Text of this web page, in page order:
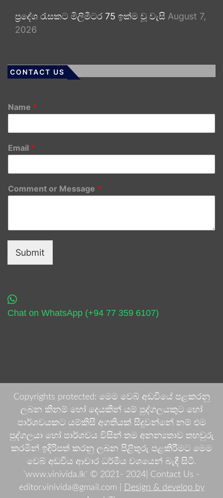
ප්‍රදේශ රැසකට මිලිමීටර 75 ඉක්ම වූ වැසි August 7,
2026
CONTACT US
Name *
Email *
Comment or Message *
Submit
Chat on WhatsApp (+94 77 359 6107)
Copyrights protected: මෙම වෙබ් අඩවියේ පළකරනු
ලබන කිනම් හෝ දෙයකින් යම් පුද්ගලයකුට හෝ
පාර්ශවයකට යම්කිසි අගතියක් සිදුවන්නේ නම් එම
පුද්ගලයා හෝ පාර්ශවය විසින් තම අනන්‍යතාව තහවුරු
කරමින් ඉදිරිපත් කරනු ලබන පිළිතුරු පළකිරීමට මෙම
වෙබ් අඩවිය ආචාර ධර්මීය වශයෙන් බැඳී සිටී.
'www.vinivida.lk' © 2021- 2024| Contact Us -
editor.vinivida@gmail.com |
Design & develop by